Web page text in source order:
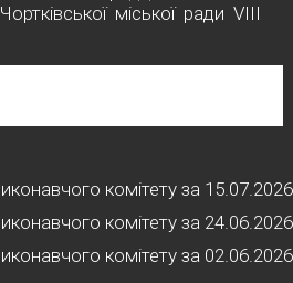
міської ради VІІІ
комітету за 15.07.2026
комітету за 24.06.2026
комітету за 02.06.2026